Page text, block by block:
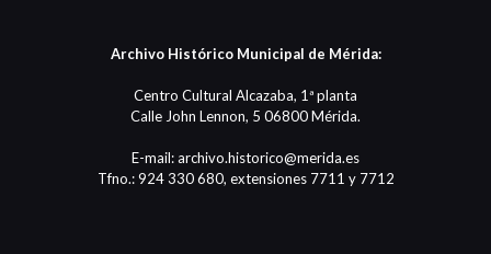
Archivo Histórico Municipal de Mérida:
Centro Cultural Alcazaba, 1ª planta
Calle John Lennon, 5 06800 Mérida.
E-mail: archivo.historico@merida.es
Tfno.: 924 330 680, extensiones 7711 y 7712